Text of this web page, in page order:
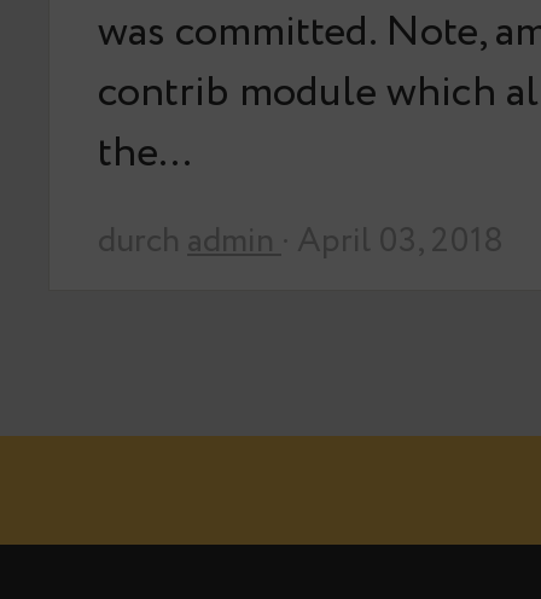
was committed. Note,
contrib module which
the…